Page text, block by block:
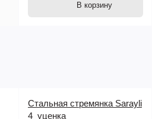
В корзину
Стальная стремянка Sarayli
4_уценка